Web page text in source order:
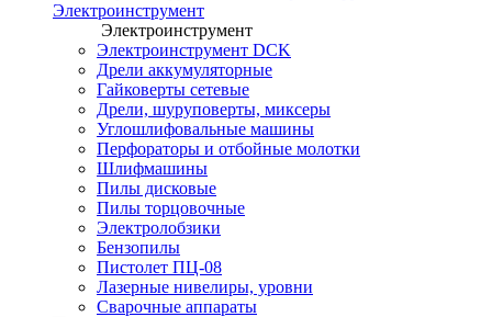
Электроинструмент
Электроинструмент
Электроинструмент DCK
Дрели аккумуляторные
Гайковерты сетевые
Дрели, шуруповерты, миксеры
Углошлифовальные машины
Перфораторы и отбойные молотки
Шлифмашины
Пилы дисковые
Пилы торцовочные
Электролобзики
Бензопилы
Пистолет ПЦ-08
Лазерные нивелиры, уровни
Сварочные аппараты